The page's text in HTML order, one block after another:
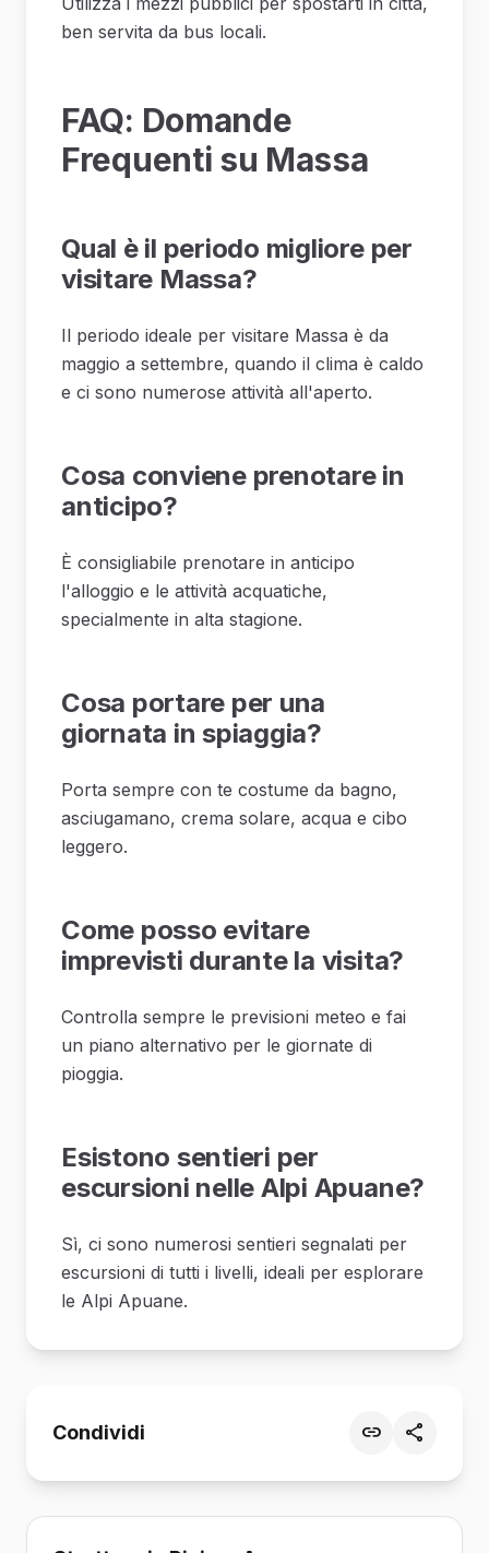
ben servita da bus locali.
FAQ: Domande
Frequenti su Massa
Qual è il periodo migliore per
visitare Massa?
Il periodo ideale per visitare Massa è da
maggio a settembre, quando il clima è caldo
e ci sono numerose attività all'aperto.
Cosa conviene prenotare in
anticipo?
È consigliabile prenotare in anticipo
l'alloggio e le attività acquatiche,
specialmente in alta stagione.
Cosa portare per una
giornata in spiaggia?
Porta sempre con te costume da bagno,
asciugamano, crema solare, acqua e cibo
leggero.
Come posso evitare
imprevisti durante la visita?
Controlla sempre le previsioni meteo e fai
un piano alternativo per le giornate di
pioggia.
Esistono sentieri per
escursioni nelle Alpi Apuane?
Sì, ci sono numerosi sentieri segnalati per
escursioni di tutti i livelli, ideali per esplorare
le Alpi Apuane.
Condividi